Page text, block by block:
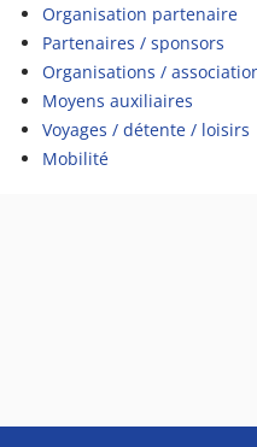
Organisation partenaire
Partenaires / sponsors
Organisations /
Moyens auxiliaires
Voyages / détente / loisirs
Mobilité